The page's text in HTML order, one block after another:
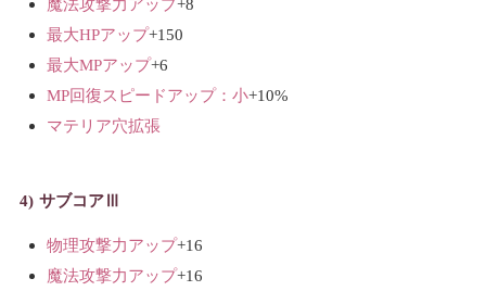
魔法攻撃力アップ+8
最大HPアップ+150
最大MPアップ+6
MP回復スピードアップ：小+10%
マテリア穴拡張
サブコアⅢ
物理攻撃力アップ+16
魔法攻撃力アップ+16